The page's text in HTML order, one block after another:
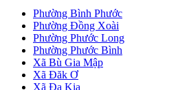
Phường Bình Phước
Phường Đồng Xoài
Phường Phước Long
Phường Phước Bình
Xã Bù Gia Mập
Xã Đăk Ơ
Xã Đa Kia